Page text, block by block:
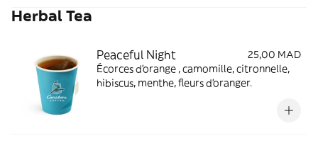
Herbal Tea
Peaceful Night
25,00 MAD
Écorces d'orange , camomille, citronnelle,
hibiscus, menthe, fleurs d'oranger.